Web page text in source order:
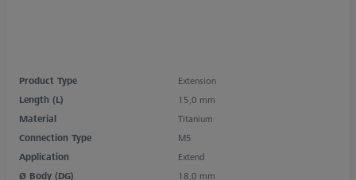
Product Type
Extension
Length (L)
15,0 mm
Material
Titanium
Connection Type
M5
Application
Extend
Ø Body (DG)
18,0 mm